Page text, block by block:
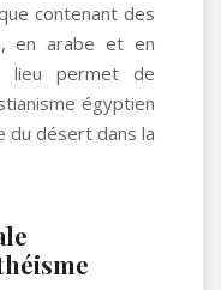
contenant des
en arabe et en
lieu permet de
égyptien
du désert dans la